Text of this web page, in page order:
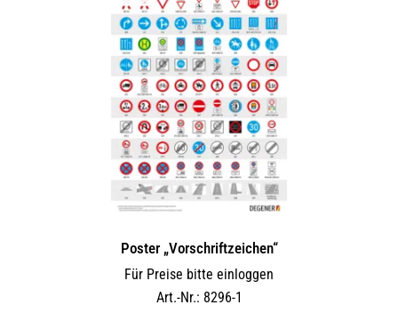
Poster „Vorschriftzeichen“
Für Preise bitte einloggen
Art.-Nr.: 8296-1